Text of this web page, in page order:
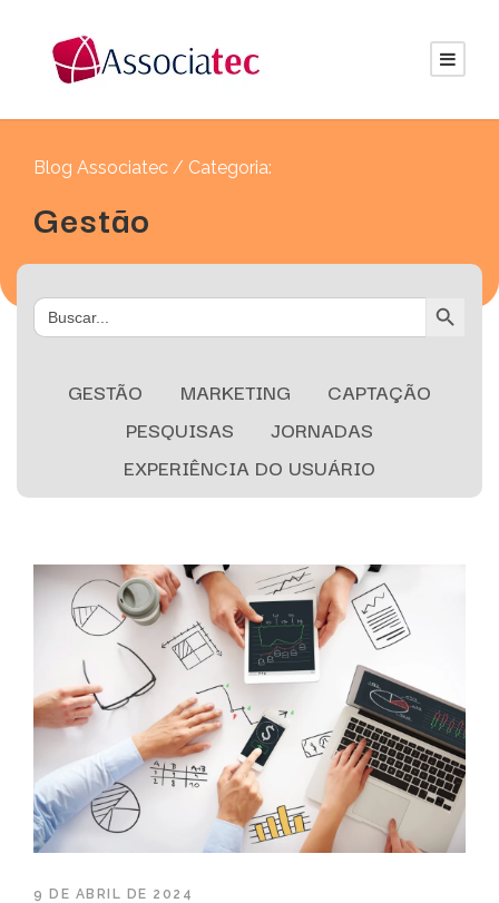
Blog Associatec / Categoria:
Gestão
Search
for:
Search Button
GESTÃO MARKETING
CAPTAÇÃO
PESQUISAS
JORNADAS
EXPERIÊNCIA DO USUÁRIO
9 DE ABRIL DE 2024